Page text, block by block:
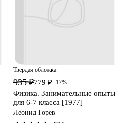
Твердая обложка
935 ₽779 ₽ -17%
Физика. Занимательные опыты
для 6-7 класса [1977]
Леонид Горев